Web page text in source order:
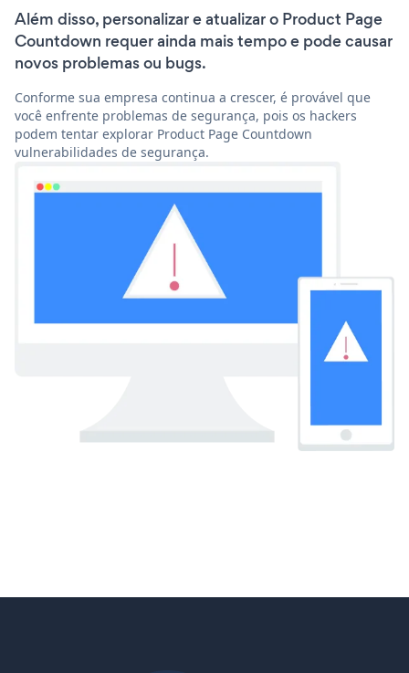
Além disso, personalizar e atualizar o Product Page
Countdown requer ainda mais tempo e pode causar
novos problemas ou bugs.
Conforme sua empresa continua a crescer, é provável que
você enfrente problemas de segurança, pois os hackers
podem tentar explorar Product Page Countdown
vulnerabilidades de segurança.